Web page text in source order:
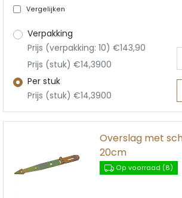
Vergelijken
Verpakking
Prijs (verpakking: 10) €143,90
Prijs (stuk) €14,3900
Per stuk
Prijs (stuk) €14,3900
Overslag met
20cm
Op voorraad (8)